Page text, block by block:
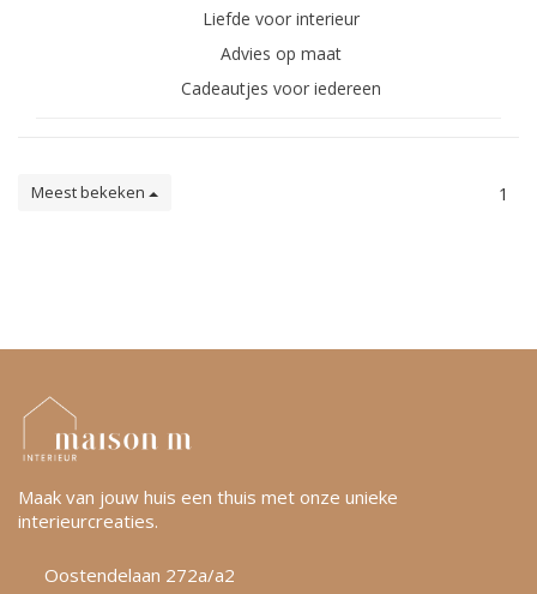
Liefde voor interieur
Advies op maat
Cadeautjes voor iedereen
Meest bekeken 1
Maak van jouw huis een thuis met onze unieke
interieurcreaties.
Oostendelaan 272a/a2